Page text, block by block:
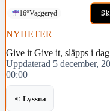
16°Vaggeryd
NYHETER
Give it Give it, släpps i
Uppdaterad 5 december,
00:00
Lyssna